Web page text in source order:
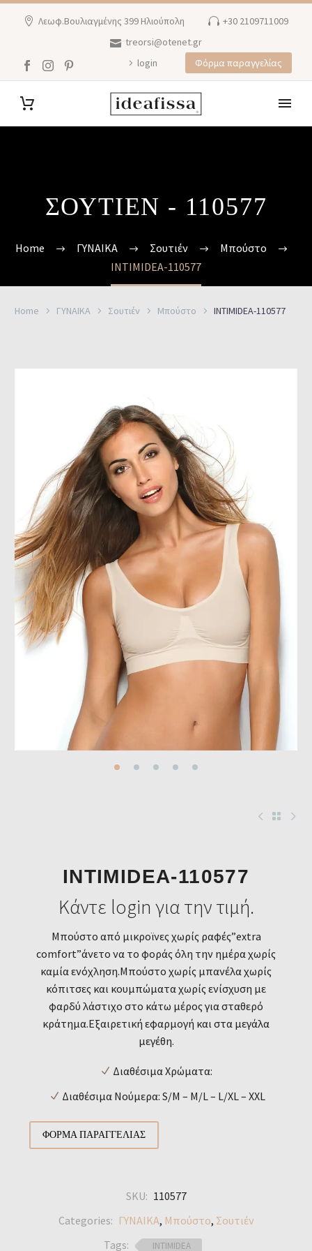
Λεωφ.Βουλιαγμένης 399 Ηλιούπολη
+30 2109711009
treorsi@otenet.gr
login
Φόρμα παραγγελίας
ΣΟΥΤΙΈΝ - 110577
Home ΓΥΝΑΙΚΑ Σουτιέν
Μπούστο
INTIMIDEA-110577
Home ΓΥΝΑΙΚΑ Σουτιέν Μπούστο INTIMIDEA-110577
INTIMIDEA-110577
Κάντε login για την τιμή.
Μπούστο από μικροϊνες χωρίς ραφές”extra
comfort”άνετο να το φοράς όλη την ημέρα χωρίς
καμία ενόχληση.Μπούστο χωρίς μπανέλα χωρίς
κόπιτσες και κουμπώματα χωρίς ενίσχυση με
φαρδύ λάστιχο στο κάτω μέρος για σταθερό
κράτημα.Εξαιρετική εφαρμογή και στα μεγάλα
μεγέθη.
Διαθέσιμα Χρώματα:
Διαθέσιμα Νούμερα: S/M – M/L – L/XL – XXL
ΦΌΡΜΑ ΠΑΡΑΓΓΕΛΊΑΣ
SKU: 110577
Categories: ΓΥΝΑΙΚΑ, Μπούστο, Σουτιέν
Tags:
INTIMIDEA